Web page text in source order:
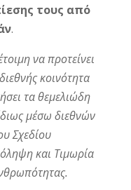
τους από
.
να προτείνει
κοινότητα
τα θεμελιώδη
μέσω διεθνών
Σχεδίου
και Τιμωρία